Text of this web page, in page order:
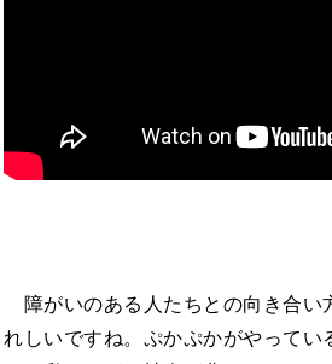
障がいのある人たちとの向き合い
れしいですね。ぷかぷかがやってい